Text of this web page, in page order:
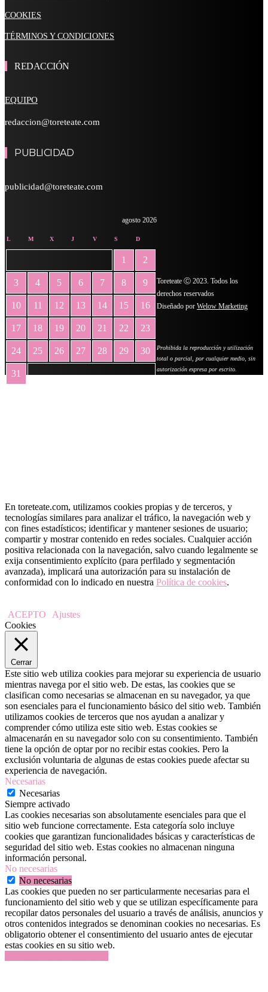
COOKIES
TÉRMINOS Y CONDICIONES
REDACCIÓN
EQUIPO
redaccion@toreteate.com
PUBLICIDAD
publicidad@toreteate.com
agosto 2026
L M X J V S D
1 2
3 4 5 6 7 8 9
10 11 12 13 14 15 16
17 18 19 20 21 22 23
24 25 26 27 28 29 30
31
Toreteate Ⓒ 2023. Todos los
derechos reservados
Diseñado por Welow Marketing
Prohibida la reproducción y utilización
total o parcial, por cualquier medio, sin
autorización expresa por escrito.
En toreteate.com, utilizamos cookies propias y de terceros, y
tecnologías similares para analizar el tráfico, la navegación web y
con fines estadísticos; identificar y mantener sesiones de usuario;
compartir y mostrar contenido en redes sociales. Cualquier acción
positiva relacionada con la navegación, salvo cuando legalmente se
exija consentimiento explícito (para perfilado y segmentación
avanzada), implicará una autorización para su instalación de
conformidad con lo indicado en nuestra Política de cookies.
ACEPTO
Ajustes
Cookies
Cerrar
Este sitio web utiliza cookies para mejorar su experiencia de usuario
mientras navega por el sitio web. De estas, las cookies que se
clasifican como necesarias se almacenan en su navegador, ya que
son esenciales para el funcionamiento básico del sitio web. También
utilizamos cookies de terceros que nos ayudan a analizar y
comprender cómo utiliza este sitio web. Estas cookies se
almacenarán en su navegador solo con su consentimiento. También
tiene la opción de optar por no recibir estas cookies. Pero la
exclusión voluntaria de algunas de estas cookies puede afectar su
experiencia de navegación.
Necesarias
Necesarias
Siempre activado
Las cookies necesarias son absolutamente esenciales para que el
sitio web funcione correctamente. Esta categoría solo incluye
cookies que garantizan funcionalidades básicas y características de
seguridad del sitio web. Estas cookies no almacenan ninguna
información personal.
No necesarias
No necesarias
Las cookies que pueden no ser particularmente necesarias para el
funcionamiento del sitio web y que se utilizan específicamente para
recopilar datos personales del usuario a través de análisis, anuncios y
otros contenidos integrados se denominan cookies no necesarias. Es
obligatorio obtener el consentimiento del usuario antes de ejecutar
estas cookies en su sitio web.